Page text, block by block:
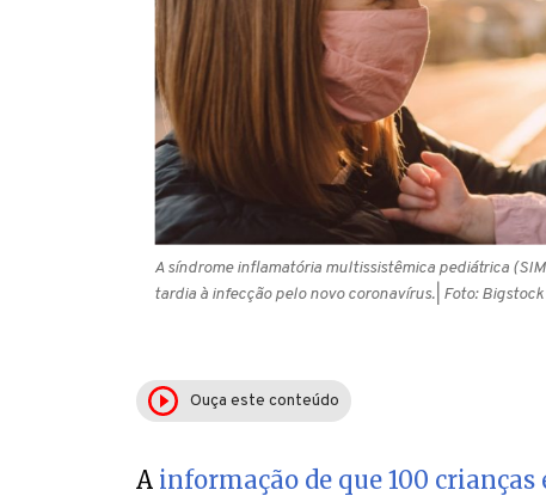
A síndrome inflamatória multissistêmica pediátrica
tardia à infecção pelo novo coronavírus.| Foto: Bigstock
Ouça este conteúdo
A informação de que 100